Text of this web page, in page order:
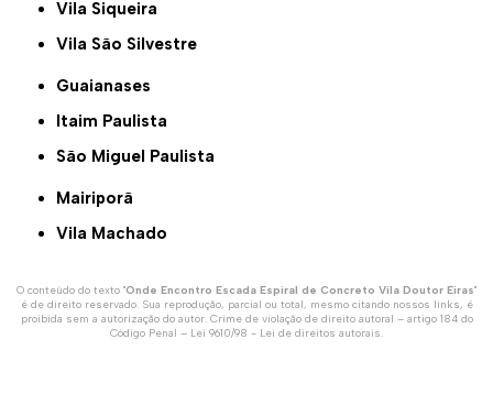
Vila Siqueira
Vila São Silvestre
Guaianases
Itaim Paulista
São Miguel Paulista
Mairiporã
Vila Machado
O conteúdo do texto "Onde Encontro Escada Espiral de Concreto Vila Doutor Eiras"
é de direito reservado. Sua reprodução, parcial ou total, mesmo citando nossos links, é
proibida sem a autorização do autor. Crime de violação de direito autoral – artigo 184 do
Código Penal – Lei 9610/98 - Lei de direitos autorais.